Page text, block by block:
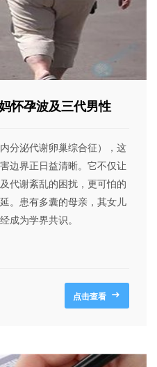
怀孕波及三代男性
分泌代谢卵巢综合征），这
边界正日益清晰。它不仅让
代谢紊乱的困扰，更可怕的
。患有多囊的母亲，其女儿
成为学界共识。
点击查看